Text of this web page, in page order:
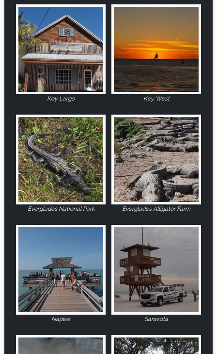
Key Largo Key West
Everglades National Park Everglades Alligator Farm
Naples Sarasota